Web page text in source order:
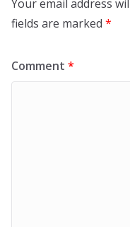
Your email address
fields are marked *
Comment *